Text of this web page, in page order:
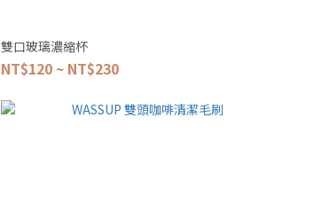
雙口玻璃濃縮杯
NT$120 ~ NT$230